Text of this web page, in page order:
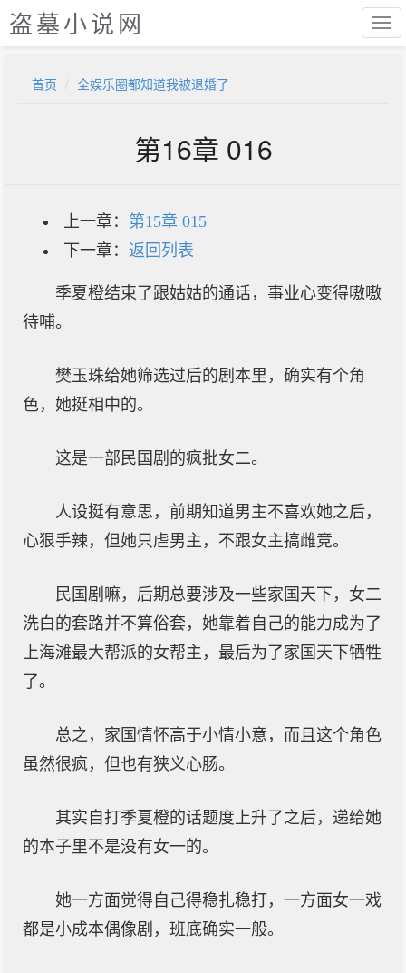
盗墓小说网
首页 全娱乐圈都知道我被退婚了
第16章 016
上一章： 第15章 015
下一章： 返回列表
季夏橙结束了跟姑姑的通话，事业心变得嗷嗷
待哺。
樊玉珠给她筛选过后的剧本里，确实有个角
色，她挺相中的。
这是一部民国剧的疯批女二。
人设挺有意思，前期知道男主不喜欢她之后，
心狠手辣，但她只虐男主，不跟女主搞雌竞。
民国剧嘛，后期总要涉及一些家国天下，女二
洗白的套路并不算俗套，她靠着自己的能力成为了
上海滩最大帮派的女帮主，最后为了家国天下牺牲
了。
总之，家国情怀高于小情小意，而且这个角色
虽然很疯，但也有狭义心肠。
其实自打季夏橙的话题度上升了之后，递给她
的本子里不是没有女一的。
她一方面觉得自己得稳扎稳打，一方面女一戏
都是小成本偶像剧，班底确实一般。